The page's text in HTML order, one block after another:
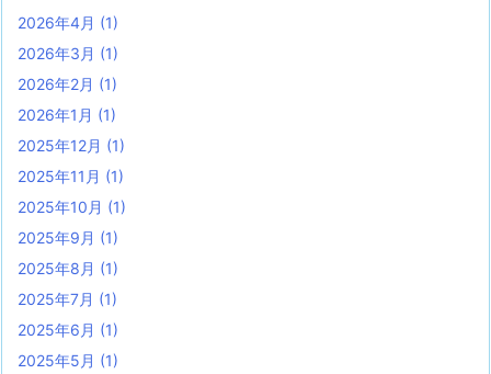
2026年4月 (1)
2026年3月 (1)
2026年2月 (1)
2026年1月 (1)
2025年12月 (1)
2025年11月 (1)
2025年10月 (1)
2025年9月 (1)
2025年8月 (1)
2025年7月 (1)
2025年6月 (1)
2025年5月 (1)